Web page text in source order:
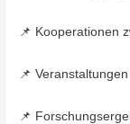
📌 Kooperationen
📌
📌